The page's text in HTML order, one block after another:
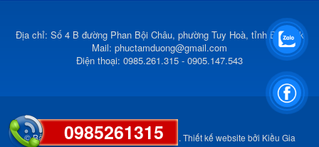
0985261315
Địa chỉ: Số 4 B đường Phan Bội Châu, phường Tuy Hoà, tỉnh Đắk Lắk
Mail: phuctamduong@gmail.com
Điện thoại: 0985.261.315 - 0905.147.543
© Bản quyền thuộc vềPhúc Tâm Đường . Thiết kế website bởi Kiều Gia